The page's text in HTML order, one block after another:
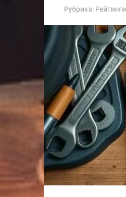
Рубрика: Рейтинги